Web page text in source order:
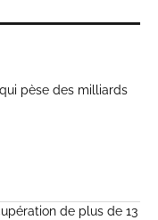
pèse des milliards
de plus de 13